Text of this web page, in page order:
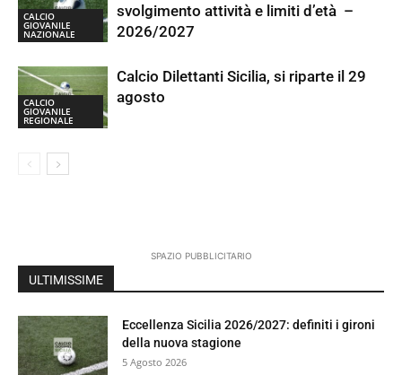
CALCIO
GIOVANILE
NAZIONALE
svolgimento attività e limiti d’età –
2026/2027
CALCIO
GIOVANILE
REGIONALE
Calcio Dilettanti Sicilia, si riparte il 29
agosto
SPAZIO PUBBLICITARIO
ULTIMISSIME
Eccellenza Sicilia 2026/2027: definiti i gironi
della nuova stagione
5 Agosto 2026